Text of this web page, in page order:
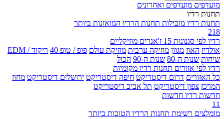
מועדפים מועדפים ואחרונים
תחנות רדיו
תחנות רדיו מובילות תחנות הרדיו המואזנות ביותר
218
רדיו לפי סגנונות 15 ז'אנרים מוזיקליים
אולדיז האוז מגוון מוזיקה ערבית מוזיקת עולם פופ / טופ 40
ריקוד / EDM
שיחות שנות ה-80 שנות ה-90
הכול
רדיו לפי אזורים תחנות רדיו מקומיות
כל האזורים דרום דיסטריקט חיפה דיסטריקט ירושלים דיסטריקט מחוז
המרכז צפון דיסטריקט תל אביב דיסטריקט
חדשות רדיו חדשות
11
מומלצים רשימת תחנות הרדיו הטובות ביותר